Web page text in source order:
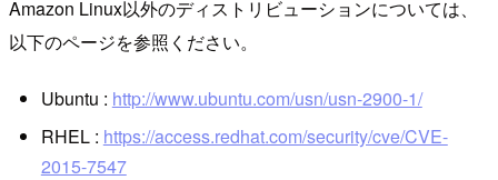
Amazon Linux以外のディストリビューションについては、
以下のページを参照ください。
Ubuntu : http://www.ubuntu.com/usn/usn-2900-1/
RHEL : https://access.redhat.com/security/cve/CVE-
2015-7547